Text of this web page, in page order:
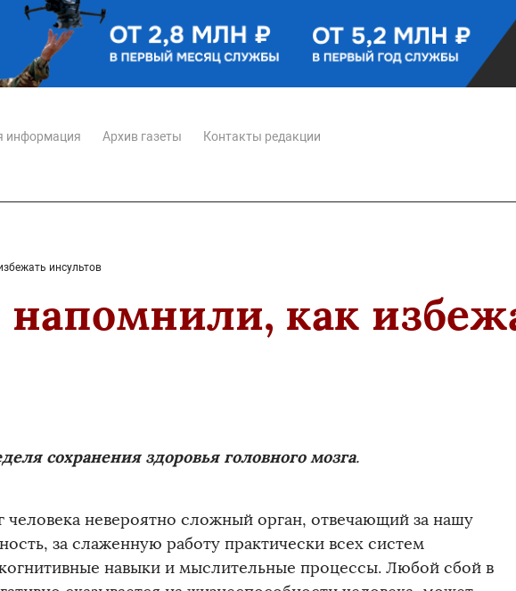
информация Архив газеты Контакты редакции
инсультов
напомнили, как
сохранения здоровья головного мозга.
человека невероятно сложный орган, отвечающий за нашу
за слаженную работу практически всех систем
навыки и мыслительные процессы. Любой сбой в